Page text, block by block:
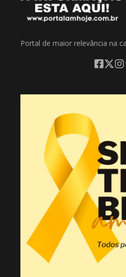
Portal de maior relevância na